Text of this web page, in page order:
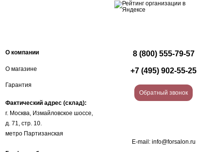
О компании
О магазине
Гарантия
Фактический адрес (склад):
г. Москва, Измайловское шоссе,
д. 71, стр. 10.
метро Партизанская
8 (800) 555-79-57
+7 (495) 902-55-25
Обратный звонок
E-mail: info@forsalon.ru